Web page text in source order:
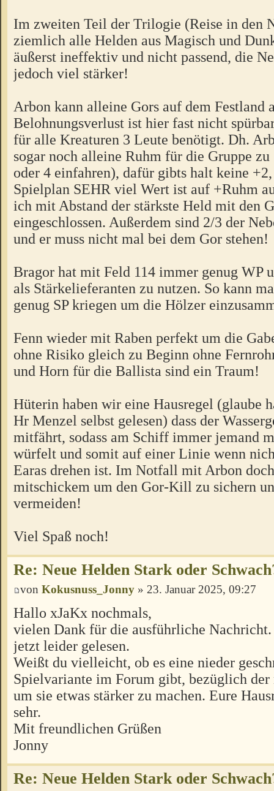
Im zweiten Teil der Trilogie (Reise in den
ziemlich alle Helden aus Magisch und
äußerst ineffektiv und nicht passend, die
jedoch viel stärker!
Arbon kann alleine Gors auf dem Festland
Belohnungsverlust ist hier fast nicht
für alle Kreaturen 3 Leute benötigt. Dh.
sogar noch alleine Ruhm für die Gruppe
oder 4 einfahren), dafür gibts halt keine
Spielplan SEHR viel Wert ist auf +Ruhm
ich mit Abstand der stärkste Held mit den
eingeschlossen. Außerdem sind 2/3 der
und er muss nicht mal bei dem Gor stehen!
Bragor hat mit Feld 114 immer genug WP
als Stärkelieferanten zu nutzen. So kann
genug SP kriegen um die Hölzer
Fenn wieder mit Raben perfekt um die
ohne Risiko gleich zu Beginn ohne
und Horn für die Ballista sind ein Traum!
Hüterin haben wir eine Hausregel (glaube
Hr Menzel selbst gelesen) dass der
mitfährt, sodass am Schiff immer jemand
würfelt und somit auf einer Linie wenn
Earas drehen ist. Im Notfall mit Arbon
mitschickem um den Gor-Kill zu sichern
vermeiden!
Viel Spaß noch!
Re: Neue Helden Stark oder
von Kokusnuss_Jonny » 23. Januar 2025, 09:27
Hallo xJaKx nochmals,
vielen Dank für die ausführliche Nachricht.
jetzt leider gelesen.
Weißt du vielleicht, ob es eine nieder
Spielvariante im Forum gibt, bezüglich der
um sie etwas stärker zu machen. Eure
sehr.
Mit freundlichen Grüßen
Jonny
Re: Neue Helden Stark oder